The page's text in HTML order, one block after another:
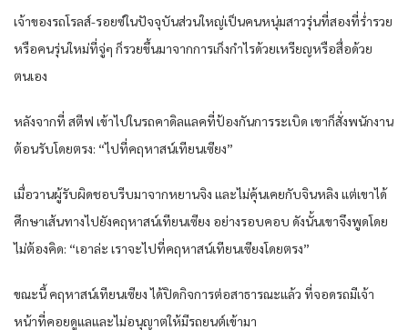
เจ้าของรถโรลส์-รอยซ์ในปัจจุบันส่วนใหญ่เป็นคนหนุ่มสาวรุ่นที่สองที่ร่ำรวย
หรือคนรุ่นใหม่ที่จู่ๆ ก็รวยขึ้นมาจากการเก็งกำไรด้วยเหรียญหรือสื่อด้วย
ตนเอง
หลังจากที่ สตีฟ เข้าไปในรถคาดิลแลคที่ป้องกันการระเบิด เขาก็สั่งพนักงาน
ต้อนรับโดยตรง: “ไปที่คฤหาสน์เทียนเซียง”
เมื่อวานผู้รับผิดชอบรีบมาจากหยานจิง และไม่คุ้นเคยกับจินหลิง แต่เขาได้
ศึกษาเส้นทางไปยังคฤหาสน์เทียนเซียง อย่างรอบคอบ ดังนั้นเขาจึงพูดโดย
ไม่ต้องคิด: “เอาล่ะ เราจะไปที่คฤหาสน์เทียนเซียงโดยตรง”
ขณะนี้ คฤหาสน์เทียนเซียง ได้ปิดกิจการต่อสาธารณะแล้ว ที่จอดรถมีเจ้า
หน้าที่คอยดูแลและไม่อนุญาตให้มีรถยนต์เข้ามา